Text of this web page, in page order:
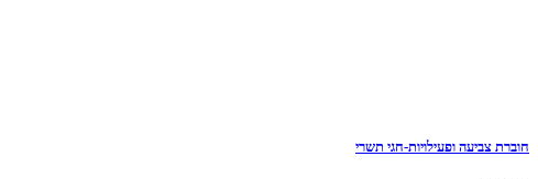
חוברת צביעה ופעילויות-חגי תשרי